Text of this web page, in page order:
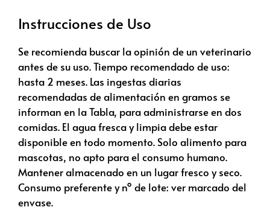
Instrucciones de Uso
Se recomienda buscar la opinión de un veterinario
antes de su uso. Tiempo recomendado de uso:
hasta 2 meses. Las ingestas diarias
recomendadas de alimentación en gramos se
informan en la Tabla, para administrarse en dos
comidas. El agua fresca y limpia debe estar
disponible en todo momento. Solo alimento para
mascotas, no apto para el consumo humano.
Mantener almacenado en un lugar fresco y seco.
Consumo preferente y nº de lote: ver marcado del
envase.